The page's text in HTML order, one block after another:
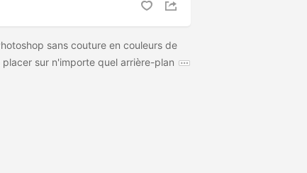
sans couture en couleurs de
sur n'importe quel arrière-plan